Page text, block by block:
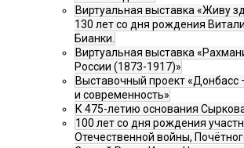
Виртуальная выставка «Живу
130 лет со дня рождения
Бианки.
Виртуальная выставка
России (1873-1917)»
Выставочный проект «Донбасс
и современность»
К 475-летию основания
100 лет со дня рождения
Отечественной войны,